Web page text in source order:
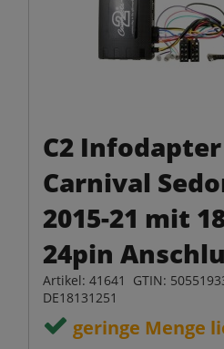
C2
Carnival
2015-21 mit
24pin
Artikel: 41641 GTIN:
DE18131251
geringe Menge